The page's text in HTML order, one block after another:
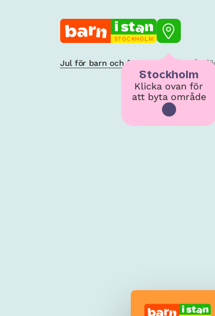
STOCKHOLM
Stockholm
Klicka ovan för
att byta område
Jul för barn och familjer Luciatåg